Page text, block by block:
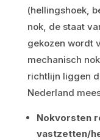
(hellingshoek,
nok, de staat
gekozen wordt
mechanisch
richtlijn liggen
Nederland
Nokvorsten
vastzetten/